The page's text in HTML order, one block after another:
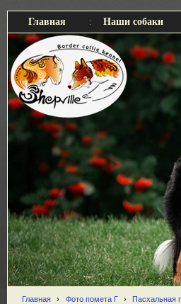
Главная Наши собаки
Главная › Фото помета Г › Пасхальная